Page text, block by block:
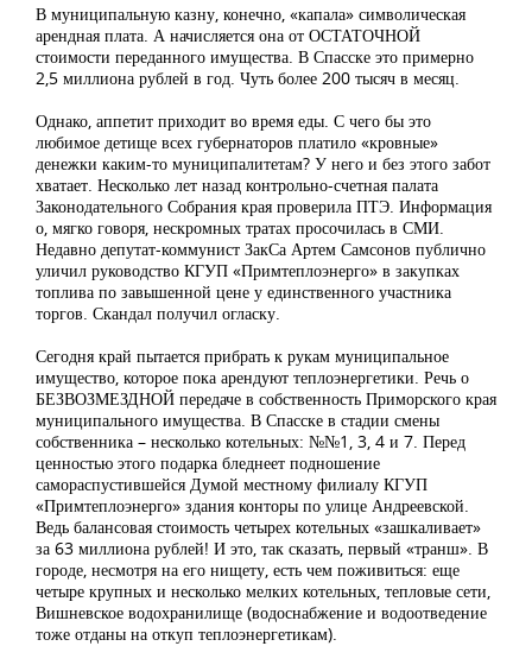
В муниципальную казну, конечно, «капала» символическая
арендная плата. А начисляется она от ОСТАТОЧНОЙ
стоимости переданного имущества. В Спасске это примерно
2,5 миллиона рублей в год. Чуть более 200 тысяч в месяц.
Однако, аппетит приходит во время еды. С чего бы это
любимое детище всех губернаторов платило «кровные»
денежки каким-то муниципалитетам? У него и без этого забот
хватает. Несколько лет назад контрольно-счетная палата
Законодательного Собрания края проверила ПТЭ. Информация
о, мягко говоря, нескромных тратах просочилась в СМИ.
Недавно депутат-коммунист ЗакСа Артем Самсонов публично
уличил руководство КГУП «Примтеплоэнерго» в закупках
топлива по завышенной цене у единственного участника
торгов. Скандал получил огласку.
Сегодня край пытается прибрать к рукам муниципальное
имущество, которое пока арендуют теплоэнергетики. Речь о
БЕЗВОЗМЕЗДНОЙ передаче в собственность Приморского края
муниципального имущества. В Спасске в стадии смены
собственника – несколько котельных: №№1, 3, 4 и 7. Перед
ценностью этого подарка бледнеет подношение
самораспустившейся Думой местному филиалу КГУП
«Примтеплоэнерго» здания конторы по улице Андреевской.
Ведь балансовая стоимость четырех котельных «зашкаливает»
за 63 миллиона рублей! И это, так сказать, первый «транш». В
городе, несмотря на его нищету, есть чем поживиться: еще
четыре крупных и несколько мелких котельных, тепловые сети,
Вишневское водохранилище (водоснабжение и водоотведение
тоже отданы на откуп теплоэнергетикам).